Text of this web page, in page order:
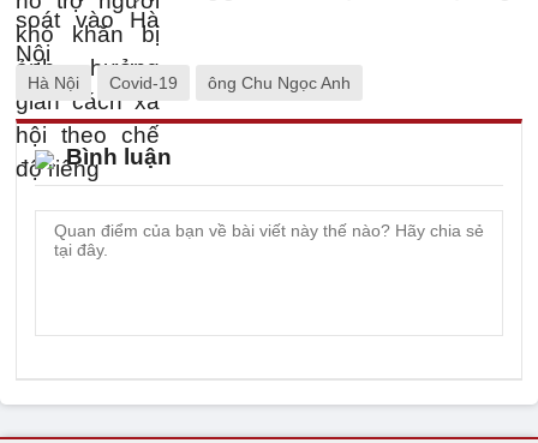
Hà Nội Covid-19 ông Chu Ngọc Anh
Bình luận